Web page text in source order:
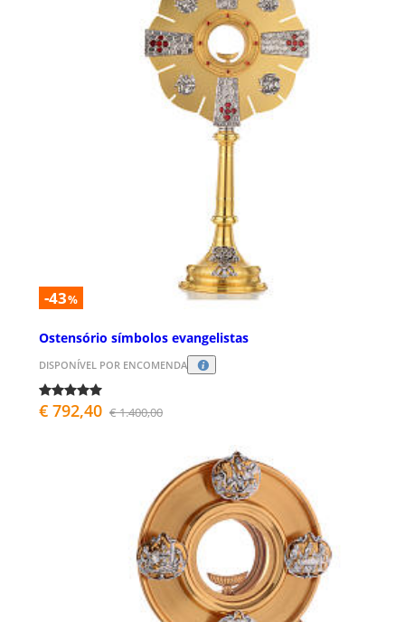
-43%
Ostensório símbolos evangelistas
DISPONÍVEL POR ENCOMENDA
€ 792,40 € 1.400,00